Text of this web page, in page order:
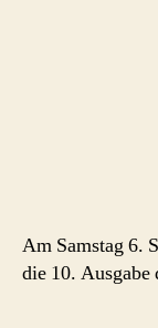
Am Samstag 6.
die 10. Ausgabe